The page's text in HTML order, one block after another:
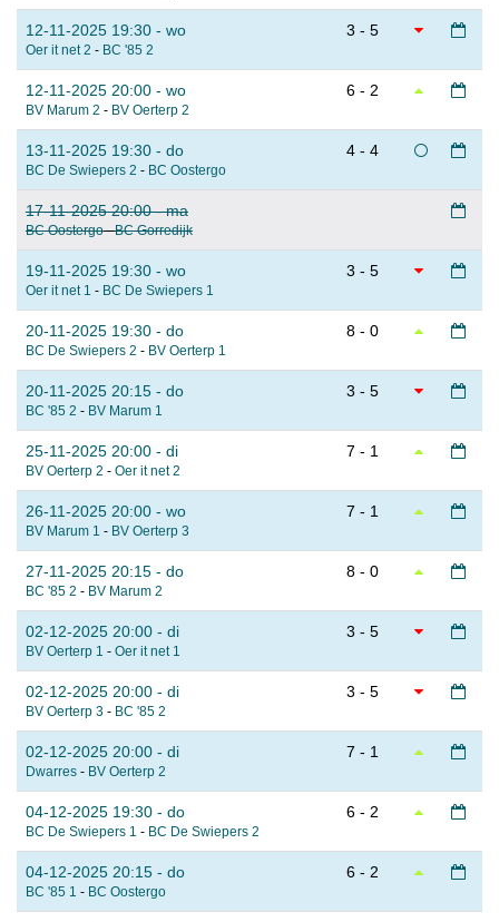
12-11-2025 19:30 - wo
Oer it net 2 - BC '85 2
3 - 5
12-11-2025 20:00 - wo
BV Marum 2 - BV Oerterp 2
6 - 2
13-11-2025 19:30 - do
BC De Swiepers 2 - BC Oostergo
4 - 4
17-11-2025 20:00 - ma
BC Oostergo-BC Gorredijk
19-11-2025 19:30 - wo
Oer it net 1 - BC De Swiepers 1
3 - 5
20-11-2025 19:30 - do
BC De Swiepers 2 - BV Oerterp 1
8 - 0
20-11-2025 20:15 - do
BC '85 2 - BV Marum 1
3 - 5
25-11-2025 20:00 - di
BV Oerterp 2 - Oer it net 2
7 - 1
26-11-2025 20:00 - wo
BV Marum 1 - BV Oerterp 3
7 - 1
27-11-2025 20:15 - do
BC '85 2 - BV Marum 2
8 - 0
02-12-2025 20:00 - di
BV Oerterp 1 - Oer it net 1
3 - 5
02-12-2025 20:00 - di
BV Oerterp 3 - BC '85 2
3 - 5
02-12-2025 20:00 - di
Dwarres - BV Oerterp 2
7 - 1
04-12-2025 19:30 - do
BC De Swiepers 1 - BC De Swiepers 2
6 - 2
04-12-2025 20:15 - do
BC '85 1 - BC Oostergo
6 - 2